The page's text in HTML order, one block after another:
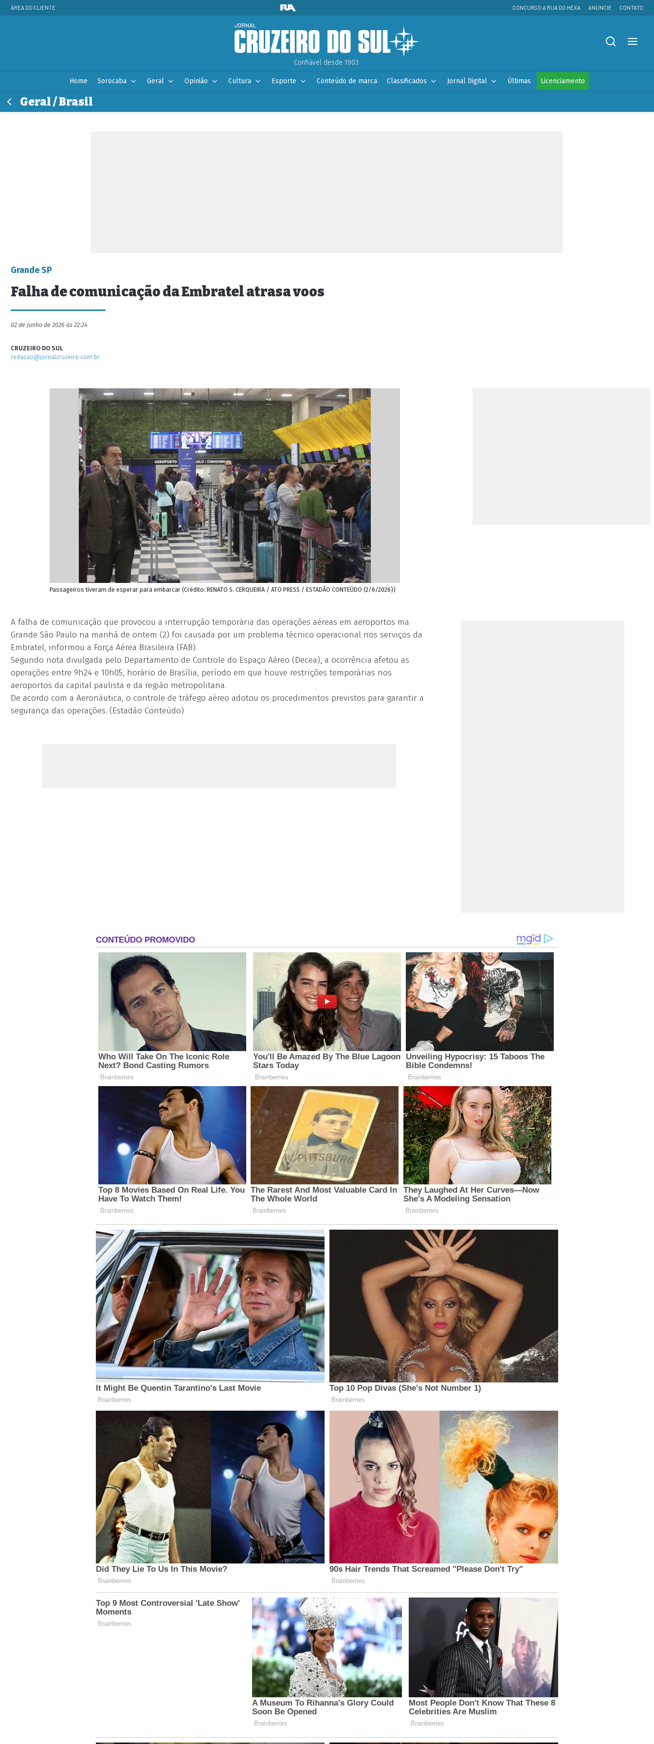
ÁREA DO CLIENTE CONCURSO A RUA DO HEXA ANUNCIE CONTATO
Confiável desde 1903.
Home Sorocaba Geral Opinião Cultura Esporte Conteúdo de marca Classificados Jornal Digital Últimas Licenciamento
Geral / Brasil
Grande SP
Falha de comunicação da Embratel atrasa voos
02 de Junho de 2026 às 22:24
CRUZEIRO DO SUL
redacao@jornalcruzeiro.com.br
Passageiros tiveram de esperar para embarcar (Crédito: RENATO S. CERQUEIRA / ATO PRESS / ESTADÃO CONTEÚDO (2/6/2026))
A falha de comunicação que provocou a interrupção temporária das operações aéreas em aeroportos ma
Grande São Paulo na manhã de ontem (2) foi causada por um problema técnico operacional nos serviços da
Embratel, informou a Força Aérea Brasileira (FAB).
Segundo nota divulgada pelo Departamento de Controle do Espaço Aéreo (Decea), a ocorrência afetou as
operações entre 9h24 e 10h05, horário de Brasília, período em que houve restrições temporárias nos
aeroportos da capital paulista e da região metropolitana.
De acordo com a Aeronáutica, o controle de tráfego aéreo adotou os procedimentos previstos para garantir a
segurança das operações. (Estadão Conteúdo)